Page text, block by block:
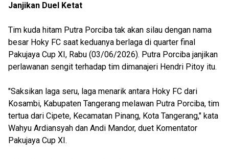
Janjikan Duel Ketat
Tim kuda hitam Putra Porciba tak akan silau dengan nama
besar Hoky FC saat keduanya berlaga di quarter final
Pakujaya Cup XI, Rabu (03/06/2026). Putra Porciba janjikan
perlawanan sengit terhadap tim dimanajeri Hendri Pitoy itu.
"Saksikan laga seru, laga menarik antara Hoky FC dari
Kosambi, Kabupaten Tangerang melawan Putra Porciba, tim
tertua dari Cipete, Kecamatan Pinang, Kota Tangerang," kata
Wahyu Ardiansyah dan Andi Mandor, duet Komentator
Pakujaya Cup XI.